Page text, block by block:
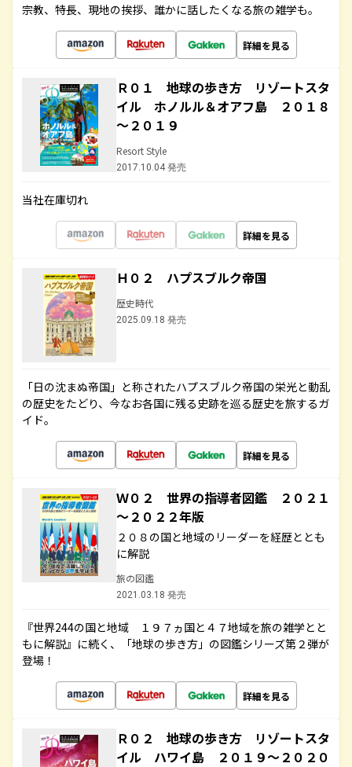
宗教、特長、現地の挨拶、誰かに話したくなる旅の雑学も。
詳細を見る
Ｒ０１ 地球の歩き方 リゾートスタ
イル ホノルル＆オアフ島 ２０１８
～２０１９
Resort Style
2017.10.04 発売
当社在庫切れ
詳細を見る
Ｈ０２ ハプスブルク帝国
歴史時代
2025.09.18 発売
「日の沈まぬ帝国」と称されたハプスブルク帝国の栄光と動乱
の歴史をたどり、今なお各国に残る史跡を巡る歴史を旅するガ
イド。
詳細を見る
Ｗ０２ 世界の指導者図鑑 ２０２１
～２０２２年版
２０８の国と地域のリーダーを経歴ととも
に解説
旅の図鑑
2021.03.18 発売
『世界244の国と地域 １９７ヵ国と４７地域を旅の雑学とと
もに解説』に続く、「地球の歩き方」の図鑑シリーズ第２弾が
登場！
詳細を見る
Ｒ０２ 地球の歩き方 リゾートスタ
イル ハワイ島 ２０１９～２０２０